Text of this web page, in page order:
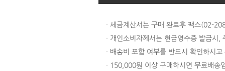
· 세금계산서는 구매 완료후 팩스(02-
· 개인소비자께서는 현금영수증 발급시,
· 배송비 포함 여부를 반드시 확인하시
· 150,000원 이상 구매하시면 무료배송